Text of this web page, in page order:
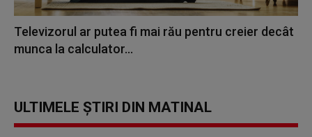
Televizorul ar putea fi mai rău pentru creier decât
munca la calculator...
ULTIMELE ȘTIRI DIN MATINAL